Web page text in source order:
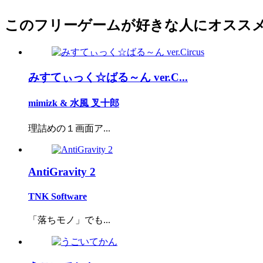
このフリーゲームが好きな人にオスス
みすてぃっく☆ばる～ん ver.C...
mimizk & 水風 叉十郎
理詰めの１画面ア...
AntiGravity 2
TNK Software
「落ちモノ」でも...